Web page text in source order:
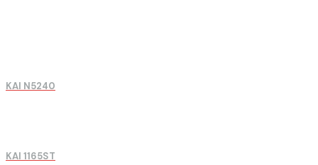
KAI N5240
KAI 1165ST